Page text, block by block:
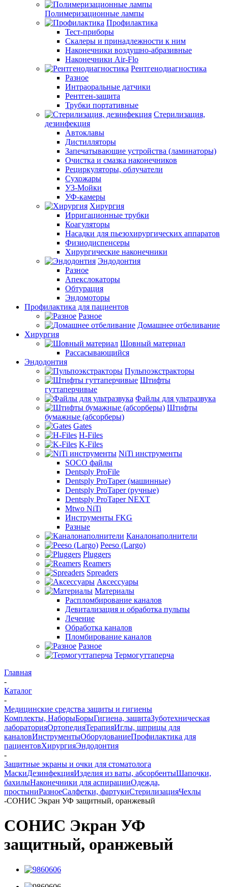
Полимеризационные лампы
Профилактика
Тест-приборы
Скалеры и принадлежности к ним
Наконечники воздушно-абразивные
Наконечники Air-Flo
Рентгенодиагностика
Разное
Интраоральные датчики
Рентген-защита
Трубки портативные
Стерилизация,
дезинфекция
Автоклавы
Дистилляторы
Запечатывающие устройства (ламинаторы)
Очистка и смазка наконечников
Рециркуляторы, облучатели
Сухожары
УЗ-Мойки
УФ-камеры
Хирургия
Ирригационные трубки
Коагуляторы
Насадки для пьезохирургических аппаратов
Физиодиспенсеры
Хирургические наконечники
Эндодонтия
Разное
Апекслокаторы
Обтурация
Эндомоторы
Профилактика для пациентов
Разное
Домашнее отбеливание
Хирургия
Шовный материал
Рассасывающийся
Эндодонтия
Пульпоэкстракторы
Штифты
гуттаперчивые
Файлы для ультразвука
Штифты
бумажные (абсорберы)
Gates
H-Files
K-Files
NiTi инструменты
SOCO файлы
Dentsply ProFile
Dentsply ProTaper (машинные)
Dentsply ProTaper (ручные)
Dentsply ProTaper NEXT
Mtwo NiTi
Инструменты FKG
Разные
Каналонаполнители
Peeso (Largo)
Pluggers
Reamers
Spreaders
Аксессуары
Материалы
Распломбирование каналов
Девитализация и обработка пульпы
Лечение
Обработка каналов
Пломбирование каналов
Разное
Термогуттаперча
Главная
-
Каталог
-
Медицинские средства защиты и гигиены
Комплекты, НаборыБорыГигиена, защитаЗуботехническая
лабораторияОртопедияТерапияИглы, шприцы для
каналовИнструментыОборудованиеПрофилактика для
пациентовХирургияЭндодонтия
-
Защитные экраны и очки для стоматолога
МаскиДезинфекцияИзделия из ваты, абсорбентыШапочки,
бахилыНаконечники для аспирацииОдежда,
простыниРазноеСалфетки, фартукиСтерилизацияЧехлы
-СОНИС Экран УФ защитный, оранжевый
СОНИС Экран УФ
защитный, оранжевый